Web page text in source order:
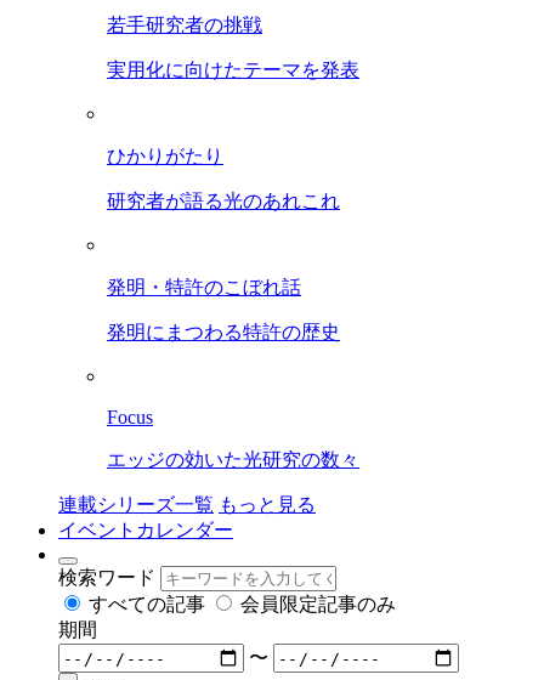
若手研究者の挑戦
実用化に向けたテーマを発表
ひかりがたり
研究者が語る光のあれこれ
発明・特許のこぼれ話
発明にまつわる特許の歴史
Focus
エッジの効いた光研究の数々
連載シリーズ一覧 もっと見る
イベントカレンダー
検索ワード
すべての記事
会員限定記事のみ
期間
〜